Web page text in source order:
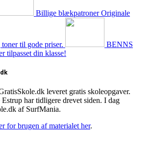
Billige blækpatroner Originale
til gode priser.
BENNS
tilpasset din klasse!
leveret gratis skoleopgaver.
har tidligere drevet siden. I dag
af SurfMania.
for brugen af materialet her.